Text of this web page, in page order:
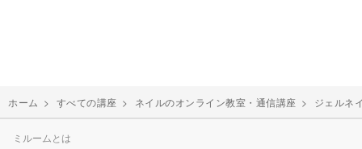
ホーム > すべての講座 > ネイルのオンライン教室・通信講座 > ジェルネ
ミルームとは